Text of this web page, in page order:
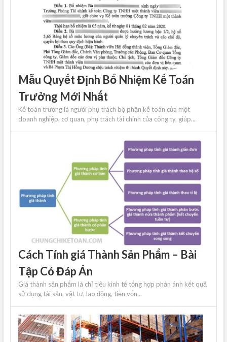
Mẫu Quyết Định Bổ Nhiệm Kế Toán
Trưởng Mới Nhất
Kế toán trưởng là người phụ trách bộ phận kế toán của một
doanh nghiệp, cơ quan, phụ trách tài chính của công ty, giúp...
Cách Tính giá Thành Sản Phẩm – Bài
Tập Có Đáp Án
Giá thành sản phẩm là chỉ tiêu kinh tế tổng hợp phản ánh kết quả
sử dụng tài sản, vật tư, lao động, tiền vốn...